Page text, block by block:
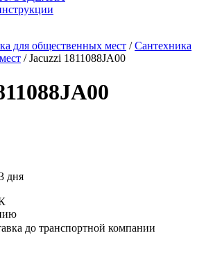
для общественных мест /Сантехника
/Jacuzzi 1811088JA00
дня
до транспортной компании